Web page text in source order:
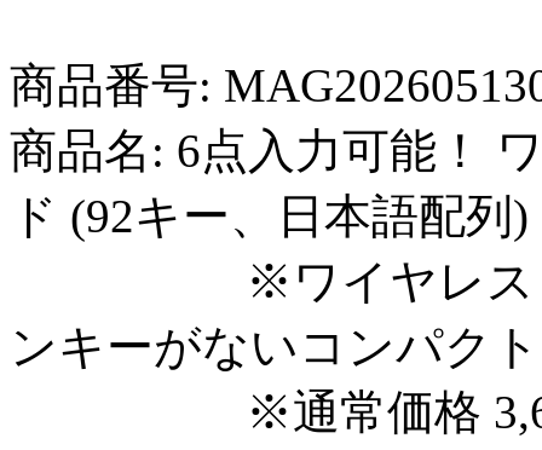
商品番号:
商品名: 6点入力可能！
ド (92キー、日本語配列)
※ワイヤレス（
ンキーがないコンパク
※通常価格 3,671